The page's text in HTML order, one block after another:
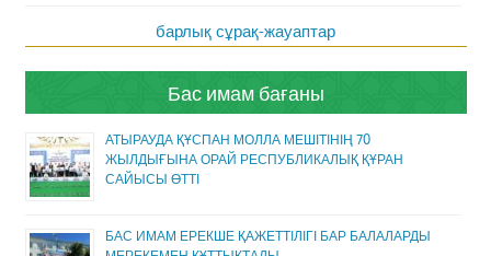
барлық сұрақ-жауаптар
Бас имам бағаны
АТЫРАУДА ҚҰСПАН МОЛЛА МЕШІТІНІҢ 70
ЖЫЛДЫҒЫНА ОРАЙ РЕСПУБЛИКАЛЫҚ ҚҰРАН
САЙЫСЫ ӨТТІ
БАС ИМАМ ЕРЕКШЕ ҚАЖЕТТІЛІГІ БАР БАЛАЛАРДЫ